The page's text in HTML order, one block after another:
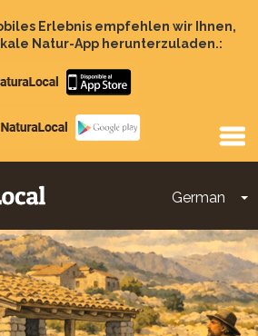
Erlebnis empfehlen wir Ihnen,
Natur-App herunterzuladen.:
Apple
store
Google
Play
German
Main
navigation